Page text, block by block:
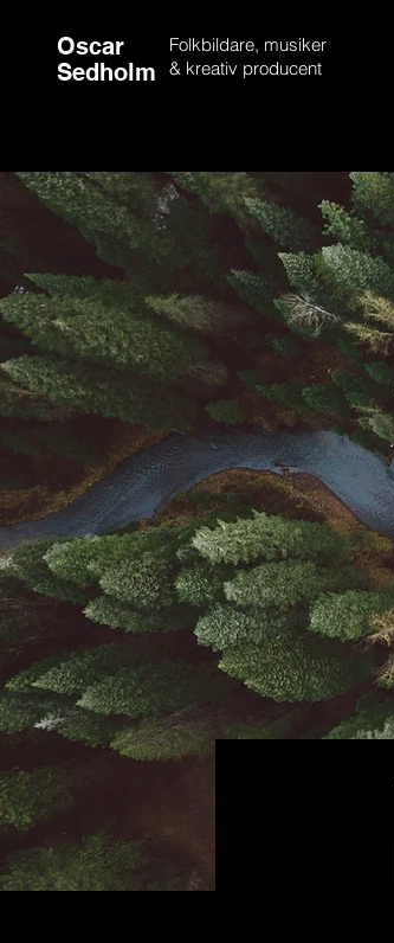
Oscar
Sedholm
Folkbildare, musiker
& kreativ producent